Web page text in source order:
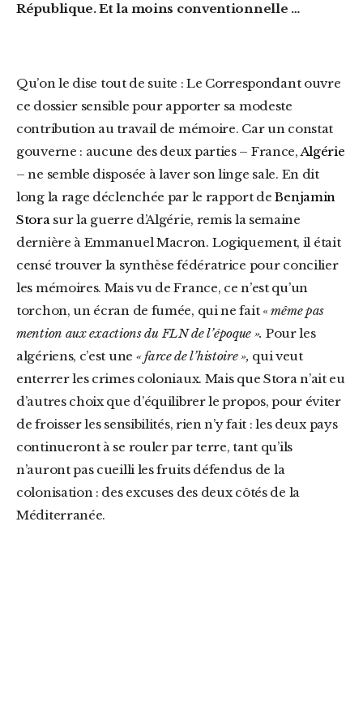
République. Et la moins conventionnelle …
Qu’on le dise tout de suite : Le Correspondant ouvre
ce dossier sensible pour apporter sa modeste
contribution au travail de mémoire. Car un constat
gouverne : aucune des deux parties – France,Algérie
– ne semble disposée à laver son linge sale. En dit
long la rage déclenchée par le rapport deBenjamin
Storasur la guerre d’Algérie, remis la semaine
dernière à Emmanuel Macron. Logiquement, il était
censé trouver la synthèse fédératrice pour concilier
les mémoires. Mais vu de France, ce n’est qu’un
torchon, un écran de fumée, qui ne fait «même pas
mention aux exactions du FLN de l’époque ». Pour les
algériens, c’est une « farce de l’histoire », qui veut
enterrer les crimes coloniaux. Mais que Stora n’ait eu
d’autres choix que d’équilibrer le propos, pour éviter
de froisser les sensibilités, rien n’y fait : les deux pays
continueront à se rouler par terre, tant qu’ils
n’auront pas cueilli les fruits défendus de la
colonisation : des excuses des deux côtés de la
Méditerranée.